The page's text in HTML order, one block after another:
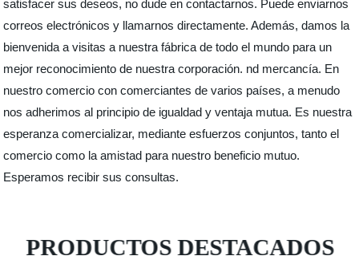
satisfacer sus deseos, no dude en contactarnos. Puede enviarnos
correos electrónicos y llamarnos directamente. Además, damos la
bienvenida a visitas a nuestra fábrica de todo el mundo para un
mejor reconocimiento de nuestra corporación. nd mercancía. En
nuestro comercio con comerciantes de varios países, a menudo
nos adherimos al principio de igualdad y ventaja mutua. Es nuestra
esperanza comercializar, mediante esfuerzos conjuntos, tanto el
comercio como la amistad para nuestro beneficio mutuo.
Esperamos recibir sus consultas.
PRODUCTOS DESTACADOS